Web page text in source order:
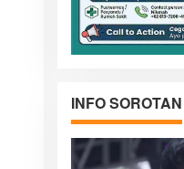
INFO SOROTAN